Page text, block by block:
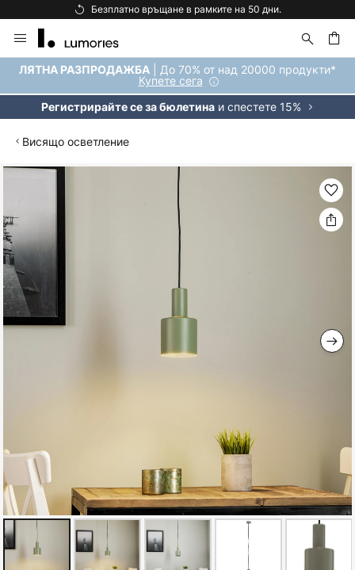
Безплатно връщане в рамките на 50 дни.
Прескачане
към
съдържанието
ЛЯТНА РАЗПРОДАЖБА | До 70% от над 20000 продукти*
Купете сега
Регистрирайте се за бюлетинаи спестете 15%
Висящо осветление
Преминете
края
на
галерията
на
изображенията